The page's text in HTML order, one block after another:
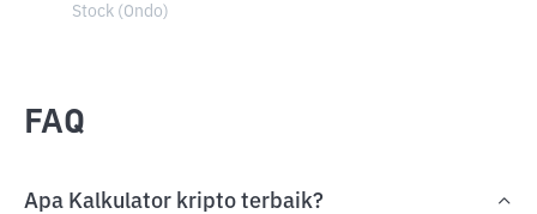
Stock (Ondo)
FAQ
Apa Kalkulator kripto terbaik?